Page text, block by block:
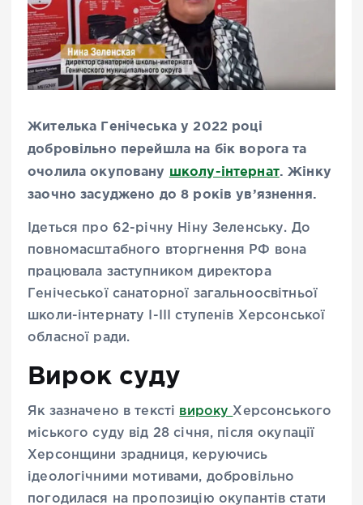
Жителька Генічеська у 2022 році
добровільно перейшла на бік ворога та
очолила окуповану школу-інтернат. Жінку
заочно засуджено до 8 років ув’язнення.
Ідеться про 62-річну Ніну Зеленську. До
повномасштабного вторгнення РФ вона
працювала заступником директора
Генічеської санаторної загальноосвітньої
школи-інтернату І-ІІІ ступенів Херсонської
обласної ради.
Вирок суду
Як зазначено в тексті вироку Херсонського
міського суду від 28 січня, після окупації
Херсонщини зрадниця, керуючись
ідеологічними мотивами, добровільно
погодилася на пропозицію окупантів стати